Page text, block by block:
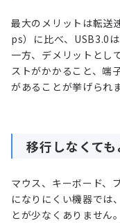
最大のメリットは転送
ps）に比べ、USB3.0
一方、デメリットとし
ストがかかること、端
があることが挙げられま
移行しなくて
マウス、キーボード、
になりにくい機器では
とが少なくありません